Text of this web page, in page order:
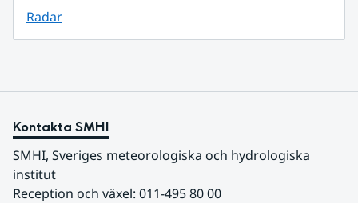
Radar
Kontakta SMHI
SMHI, Sveriges meteorologiska och hydrologiska
institut
Reception och växel: 011-495 80 00